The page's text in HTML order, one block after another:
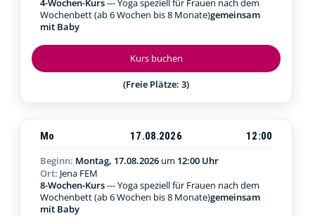
Kurs buchen
(Freie Plätze: 3)
4-Wochen-Kurs--- Yoga speziell für Frauen nach dem
Wochenbett (ab 6 Wochen bis 8 Monate)gemeinsam
mit Baby
Mo 17.08.2026
12:00
Beginn: Montag, 17.08.2026 um 12:00 Uhr
Ort: Jena FEM
8-Wochen-Kurs--- Yoga speziell für Frauen nach dem
Wochenbett (ab 6 Wochen bis 8 Monate)gemeinsam
mit Baby